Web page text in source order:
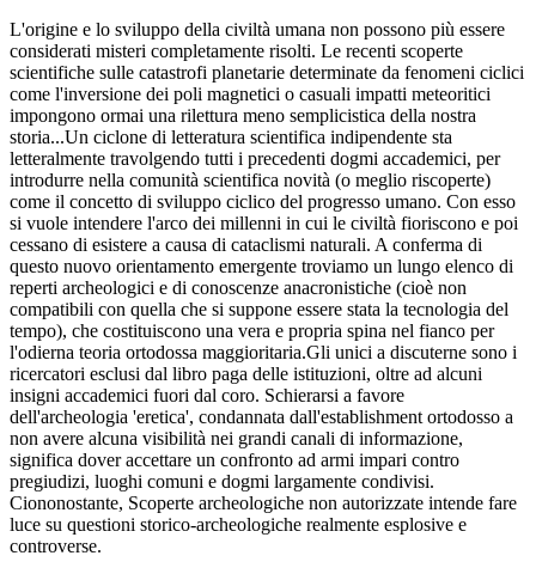
L'origine e lo sviluppo della civiltà umana non possono più essere
considerati misteri completamente risolti. Le recenti scoperte
scientifiche sulle catastrofi planetarie determinate da fenomeni ciclici
come l'inversione dei poli magnetici o casuali impatti meteoritici
impongono ormai una rilettura meno semplicistica della nostra
storia...Un ciclone di letteratura scientifica indipendente sta
letteralmente travolgendo tutti i precedenti dogmi accademici, per
introdurre nella comunità scientifica novità (o meglio riscoperte)
come il concetto di sviluppo ciclico del progresso umano. Con esso
si vuole intendere l'arco dei millenni in cui le civiltà fioriscono e poi
cessano di esistere a causa di cataclismi naturali. A conferma di
questo nuovo orientamento emergente troviamo un lungo elenco di
reperti archeologici e di conoscenze anacronistiche (cioè non
compatibili con quella che si suppone essere stata la tecnologia del
tempo), che costituiscono una vera e propria spina nel fianco per
l'odierna teoria ortodossa maggioritaria.Gli unici a discuterne sono i
ricercatori esclusi dal libro paga delle istituzioni, oltre ad alcuni
insigni accademici fuori dal coro. Schierarsi a favore
dell'archeologia 'eretica', condannata dall'establishment ortodosso a
non avere alcuna visibilità nei grandi canali di informazione,
significa dover accettare un confronto ad armi impari contro
pregiudizi, luoghi comuni e dogmi largamente condivisi.
Ciononostante, Scoperte archeologiche non autorizzate intende fare
luce su questioni storico-archeologiche realmente esplosive e
controverse.